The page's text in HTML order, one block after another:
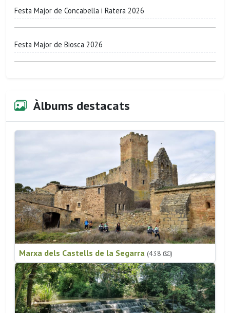
Festa Major de Concabella i Ratera 2026
Festa Major de Biosca 2026
Àlbums destacats
Marxa dels Castells de la Segarra (438 )